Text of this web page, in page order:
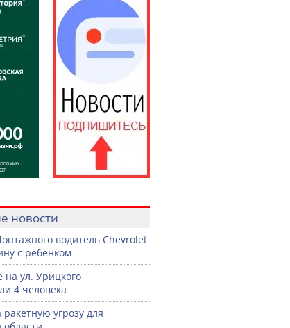
новости
водитель Chevrolet
с ребенком
ул. Урицкого
4 человека
угрозу для